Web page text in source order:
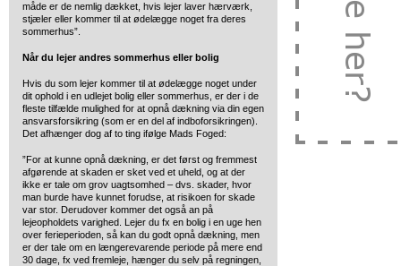
måde er de nemlig dækket, hvis lejer laver hærværk,
stjæler eller kommer til at ødelægge noget fra deres
sommerhus”.
Når du lejer andres sommerhus eller bolig
Hvis du som lejer kommer til at ødelægge noget under
dit ophold i en udlejet bolig eller sommerhus, er der i de
fleste tilfælde mulighed for at opnå dækning via din egen
ansvarsforsikring (som er en del af indboforsikringen).
Det afhænger dog af to ting ifølge Mads Foged:
”For at kunne opnå dækning, er det først og fremmest
afgørende at skaden er sket ved et uheld, og at der
ikke er tale om grov uagtsomhed – dvs. skader, hvor
man burde have kunnet forudse, at risikoen for skade
var stor. Derudover kommer det også an på
lejeopholdets varighed. Lejer du fx en bolig i en uge hen
over ferieperioden, så kan du godt opnå dækning, men
er der tale om en længerevarende periode på mere end
30 dage, fx ved fremleje, hænger du selv på regningen,